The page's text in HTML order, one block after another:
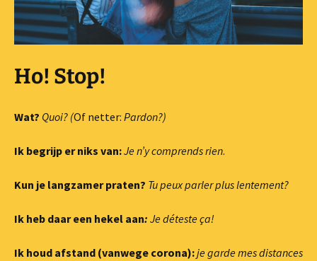
Ho! Stop!
Wat? Quoi? (Of netter: Pardon?)
Ik begrijp er niks van:Je n’y comprends rien.
Kun je langzamer praten? Tu peux parler plus lentement?
Ik heb daar een hekel aan: Je déteste ça!
Ik houd afstand (vanwege corona):je garde mes distances